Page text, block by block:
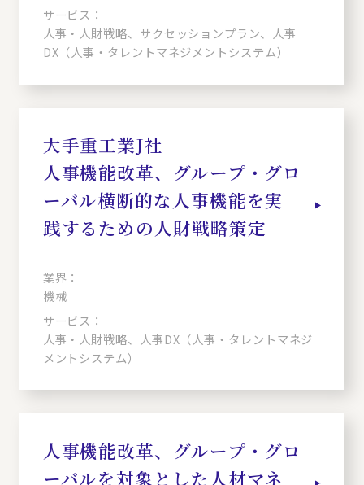
サービス：
人事・人財戦略、サクセッションプラン、人事
DX（人事・タレントマネジメントシステム）
大手重工業J社
人事機能改革、グループ・グロ
ーバル横断的な人事機能を実
践するための人財戦略策定
業界：
機械
サービス：
人事・人財戦略、人事DX（人事・タレントマネジ
メントシステム）
人事機能改革、グループ・グロ
ーバルを対象とした人材マネ